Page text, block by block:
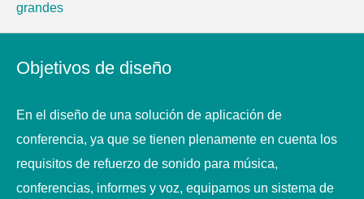
grandes
Objetivos de diseño
En el diseño de una solución de aplicación de
conferencia, ya que se tienen plenamente en cuenta los
requisitos de refuerzo de sonido para música,
conferencias, informes y voz, equipamos un sistema de